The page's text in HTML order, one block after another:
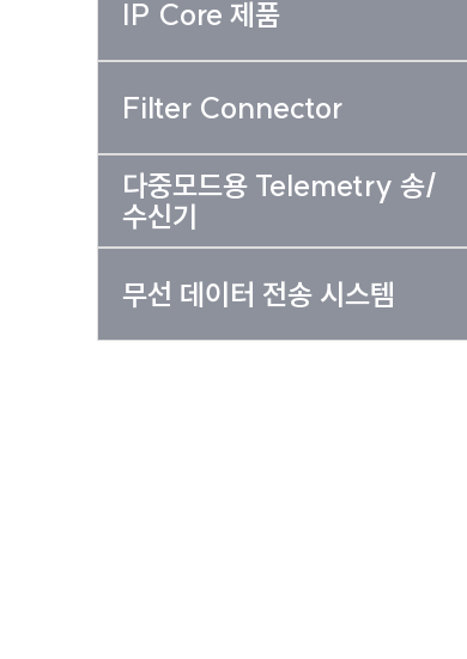
IP Core 제품
Filter Connector
다중모드용 Telemetry 송/
수신기
무선 데이터 전송 시스템